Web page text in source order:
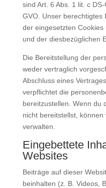
sind Art. 6 Abs. 1 lit. c
GVO. Unser berechtigtes
der eingesetzten
und der diesbezüglichen
Die Bereitstellung der
weder vertraglich
Abschluss eines
verpflichtet die
bereitzustellen. Wenn du
nicht bereitstellst,
verwalten.
Eingebettete
Websites
Beiträge auf dieser
beinhalten (z. B. Videos,